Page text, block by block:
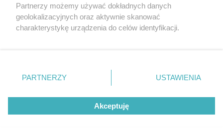
© 2026 Grupa ZPR Media
Partnerzy możemy używać dokładnych danych
geolokalizacyjnych oraz aktywnie skanować
charakterystykę urządzenia do celów identyfikacji.
zmienić/wycofać klikając przycisk ustawień prywatności
znajdujący się w lewym dolnym rogu strony
rodzaje przetwarzania danych nie wymagają zgody
użytkownika, ale masz prawo sprzeciwić się takiemu
przetwarzaniu. Preferencje będą miały zastosowanie tylko
PARTNERZY USTAWIENIA
Akceptuję